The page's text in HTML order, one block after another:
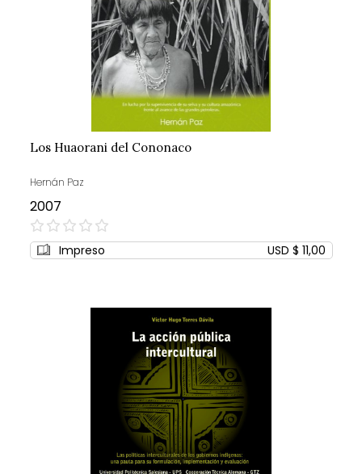
Los Huaorani del Cononaco
Hernán Paz
2007
0%
Impreso USD $ 11,00